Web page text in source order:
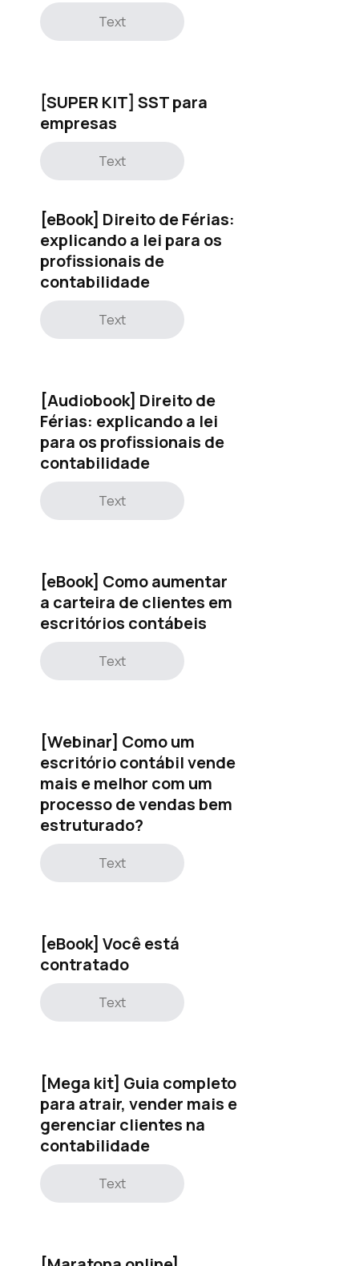
Text
[SUPER KIT] SST para
empresas
Text
[eBook] Direito de Férias:
explicando a lei para os
profissionais de
contabilidade
Text
[Audiobook] Direito de
Férias: explicando a lei
para os profissionais de
contabilidade
Text
[eBook] Como aumentar
a carteira de clientes em
escritórios contábeis
Text
[Webinar] Como um
escritório contábil vende
mais e melhor com um
processo de vendas bem
estruturado?
Text
[eBook] Você está
contratado
Text
[Mega kit] Guia completo
para atrair, vender mais e
gerenciar clientes na
contabilidade
Text